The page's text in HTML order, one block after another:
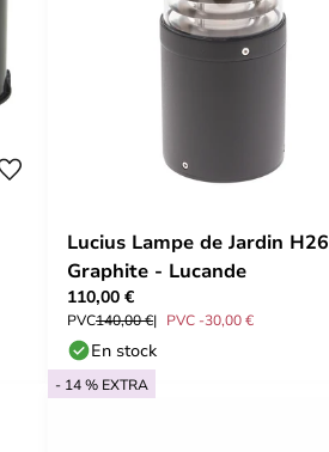
Lucius Lampe de Jardin H26
Graphite - Lucande
110,00 €
PVC140,00 € PVC -30,00 €
En stock
- 14 % EXTRA